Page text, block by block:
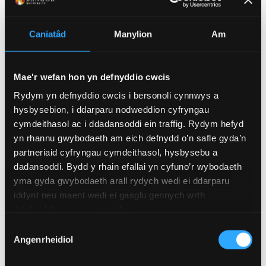
Caniatâd Manylion Am
Mae'r wefan hon yn defnyddio cwcis
Rydym yn defnyddio cwcis i bersonoli cynnwys a
hysbysebion, i ddarparu nodweddion cyfryngau
cymdeithasol ac i ddadansoddi ein traffig. Rydym hefyd
yn rhannu gwybodaeth am eich defnydd o’n safle gyda’n
partneriaid cyfryngau cymdeithasol, hysbysebu a
dadansoddi. Bydd y rhain efallai yn cyfuno’r wybodaeth
yma gyda gwybodaeth arall rydych wedi ei ddarparu
iddynt neu maent wedi ei gasglu gennych wrth
Caniatâd
Angenrheidiol
GOFYNION MYNEDIAD
GOFYNION MYNEDIAD PWNC-BENODOL
Mae'r cynigion yn seiliedig ar dariffau 128-152
pwynt tariff o gymwysterau Lefel 3 e.e.:
Mathemateg, Cemeg, Daearyddiaeth,